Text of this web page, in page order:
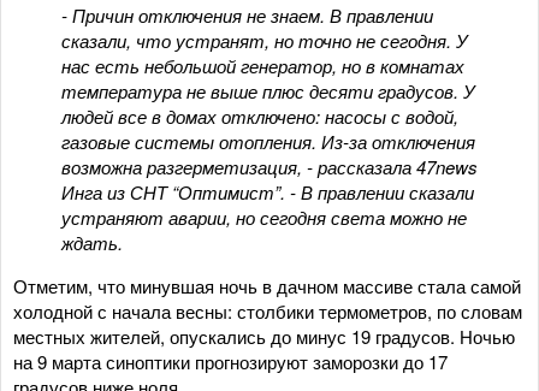
- Причин отключения не знаем. В правлении
сказали, что устранят, но точно не сегодня. У
нас есть небольшой генератор, но в комнатах
температура не выше плюс десяти градусов. У
людей все в домах отключено: насосы с водой,
газовые системы отопления. Из-за отключения
возможна разгерметизация, - рассказала 47news
Инга из СНТ “Оптимист”. - В правлении сказали
устраняют аварии, но сегодня света можно не
ждать.
Отметим, что минувшая ночь в дачном массиве стала самой
холодной с начала весны: столбики термометров, по словам
местных жителей, опускались до минус 19 градусов. Ночью
на 9 марта синоптики прогнозируют заморозки до 17